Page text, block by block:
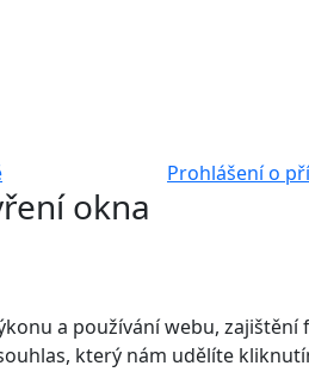
Prohlášení o
okna
a používání webu,
který nám udělíte